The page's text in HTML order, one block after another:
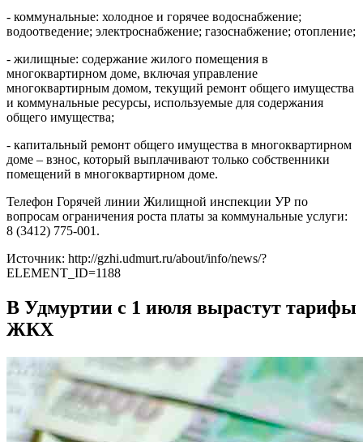
- коммунальные: холодное и горячее водоснабжение;
водоотведение; электроснабжение; газоснабжение; отопление;
- жилищные: содержание жилого помещения в
многоквартирном доме, включая управление
многоквартирным домом, текущий ремонт общего имущества
и коммунальные ресурсы, используемые для содержания
общего имущества;
- капитальный ремонт общего имущества в многоквартирном
доме – взнос, который выплачивают только собственники
помещений в многоквартирном доме.
Телефон Горячей линии Жилищной инспекции УР по
вопросам ограничения роста платы за коммунальные услуги:
8 (3412) 775-001.
Источник: http://gzhi.udmurt.ru/about/info/news/?
ELEMENT_ID=1188
В Удмуртии с 1 июля вырастут тарифы
ЖКХ